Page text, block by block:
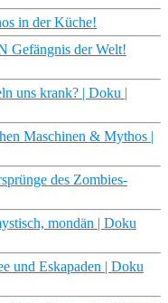
in der Küche!
Gefängnis der Welt!
uns krank? | Doku |
Maschinen & Mythos |
des Zombies-
mondän | Doku
und Eskapaden | Doku